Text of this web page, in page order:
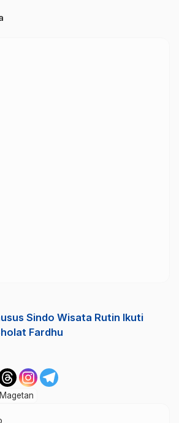
Sindo Wisata Rutin Ikuti
Fardhu
Magetan